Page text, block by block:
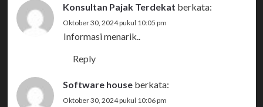
Konsultan Pajak Terdekat berkata:
Oktober 30, 2024 pukul 10:05 pm
Informasi menarik..
Reply
Software house berkata:
Oktober 30, 2024 pukul 10:06 pm